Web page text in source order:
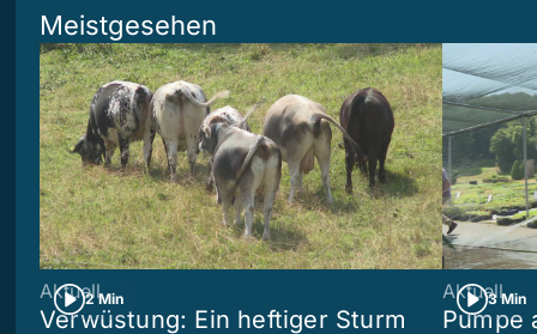
Meistgesehen
2 Min
Aktuell
Verwüstung: Ein heftiger Sturm
3 Min
Aktuell
Pumpe